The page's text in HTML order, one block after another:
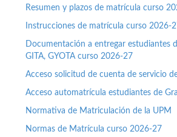
Resumen y plazos de matrícula curso
Instrucciones de matrícula curso 2026-
Documentación a entregar estudiantes
GITA, GYOTA curso 2026-27
Acceso solicitud de cuenta de servicio
Acceso automatrícula estudiantes de
Normativa de Matriculación de la UPM
Normas de Matrícula curso 2026-27